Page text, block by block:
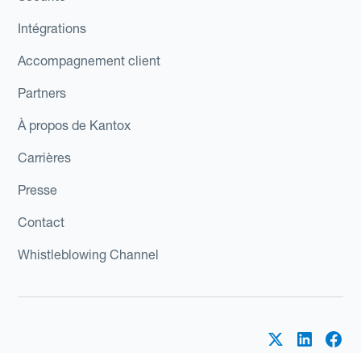
Intégrations
Accompagnement client
Partners
À propos de Kantox
Carrières
Presse
Contact
Whistleblowing Channel